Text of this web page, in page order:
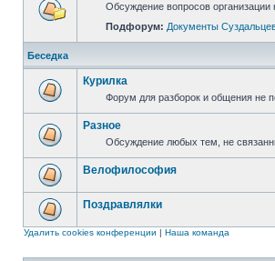
Обсуждение вопросов организации
Подфорум: Документы
Беседка
Курилка
Форум для разборок и общения не
Разное
Обсуждение любых тем, не
Велофилософия
Поздравлялки
Удалить cookies конференции | Наша команда